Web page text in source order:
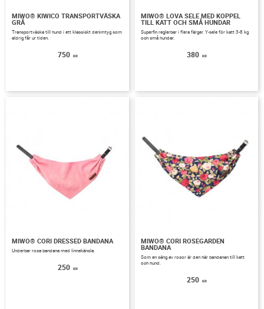
MIWO® KIWICO TRANSPORTVÄSKA
GRÅ
Transportväska till hund i ett klassiskt denimtyg som
aldrig får ur tiden.
750 KR
MIWO® LOVA SELE MED KOPPEL
TILL KATT OCH SMÅ HUNDAR
Superfin reglerbar i flera färger. Y-sele för katt 3-8 kg
och små hundar.
380 KR
MIWO® CORI DRESSED BANDANA
Underbar rosa bandana med linnekänsla.
250 KR
MIWO® CORI ROSEGARDEN
BANDANA
Som en säng av rosor är den här bandanan till katt
och hund.
250 KR